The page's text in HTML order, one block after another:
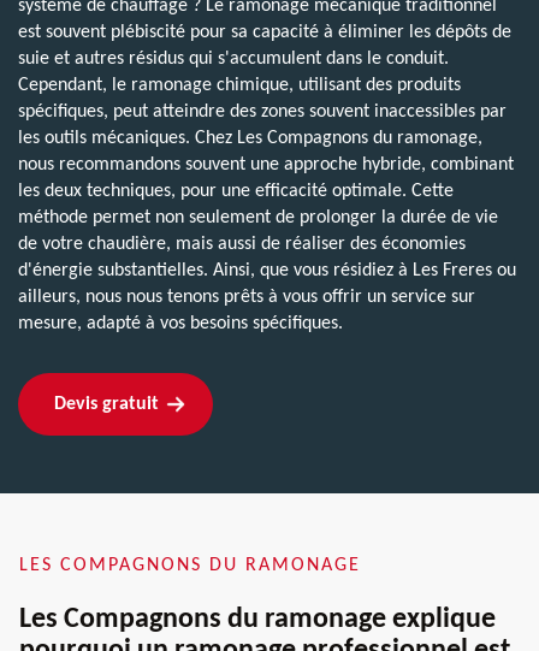
système de chauffage ? Le ramonage mécanique traditionnel
est souvent plébiscité pour sa capacité à éliminer les dépôts de
suie et autres résidus qui s'accumulent dans le conduit.
Cependant, le ramonage chimique, utilisant des produits
spécifiques, peut atteindre des zones souvent inaccessibles par
les outils mécaniques. Chez Les Compagnons du ramonage,
nous recommandons souvent une approche hybride, combinant
les deux techniques, pour une efficacité optimale. Cette
méthode permet non seulement de prolonger la durée de vie
de votre chaudière, mais aussi de réaliser des économies
d'énergie substantielles. Ainsi, que vous résidiez à Les Freres ou
ailleurs, nous nous tenons prêts à vous offrir un service sur
mesure, adapté à vos besoins spécifiques.
Devis gratuit
LES COMPAGNONS DU RAMONAGE
Les Compagnons du ramonage explique